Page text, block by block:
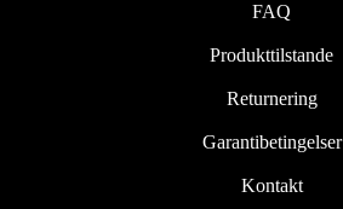
FAQ
Produkttilstande
Returnering
Garantibetingelser
Kontakt